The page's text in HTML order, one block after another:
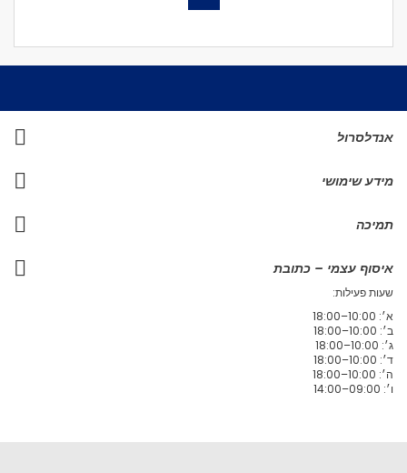
אנדלסרול
מידע שימושי
תמיכה
איסוף עצמי – כתובת
שעות פעילות:
א׳: 10:00–18:00
ב׳: 10:00–18:00
ג׳: 10:00–18:00
ד׳: 10:00–18:00
ה׳: 10:00–18:00
ו׳: 09:00–14:00